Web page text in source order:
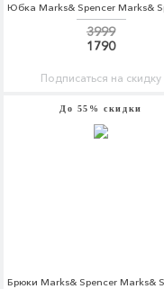
3999
1790
Подписаться на скидку
До 55% скидки